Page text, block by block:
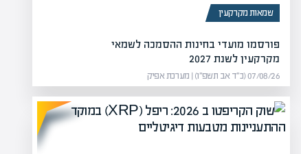
שמאות מקרקעין
פורסמו מועדי בחינות ההסמכה לשמאי
מקרקעין לשנת 2027
07/08/26 (כ״ד אב תשפ״ו) | מערכת אפיק